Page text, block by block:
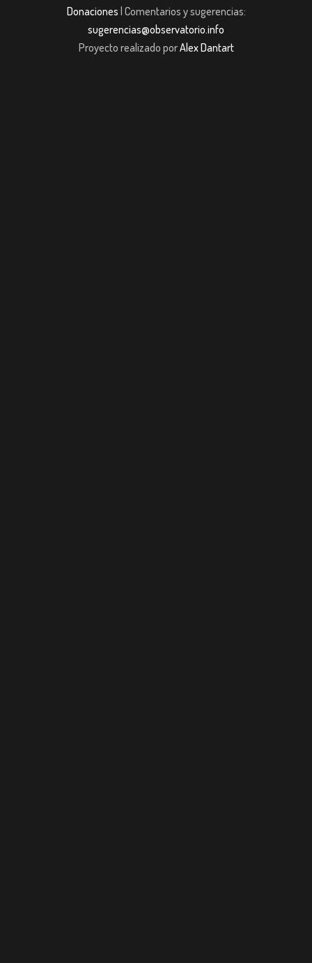
Donaciones | Comentarios y sugerencias:
sugerencias@observatorio.info
Proyecto realizado porAlex Dantart